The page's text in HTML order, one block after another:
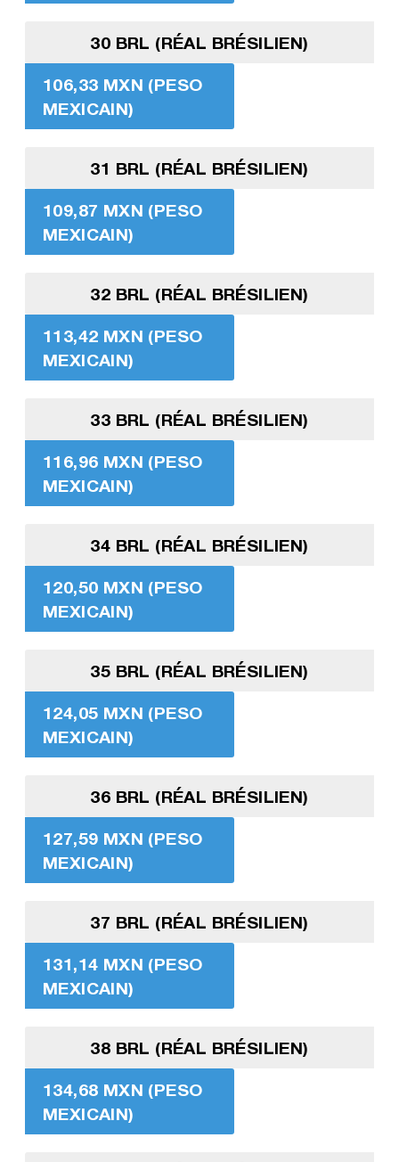
30 BRL (RÉAL BRÉSILIEN)
106,33 MXN (PESO
MEXICAIN)
31 BRL (RÉAL BRÉSILIEN)
109,87 MXN (PESO
MEXICAIN)
32 BRL (RÉAL BRÉSILIEN)
113,42 MXN (PESO
MEXICAIN)
33 BRL (RÉAL BRÉSILIEN)
116,96 MXN (PESO
MEXICAIN)
34 BRL (RÉAL BRÉSILIEN)
120,50 MXN (PESO
MEXICAIN)
35 BRL (RÉAL BRÉSILIEN)
124,05 MXN (PESO
MEXICAIN)
36 BRL (RÉAL BRÉSILIEN)
127,59 MXN (PESO
MEXICAIN)
37 BRL (RÉAL BRÉSILIEN)
131,14 MXN (PESO
MEXICAIN)
38 BRL (RÉAL BRÉSILIEN)
134,68 MXN (PESO
MEXICAIN)